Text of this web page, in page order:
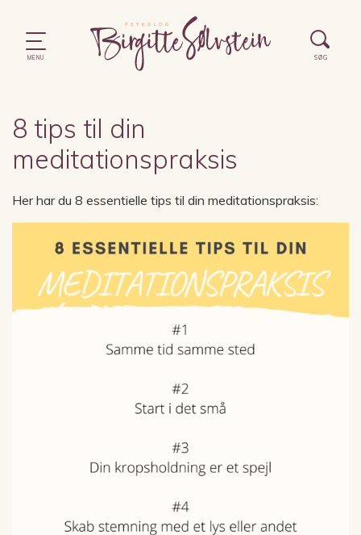
8 tips til din
meditationspraksis
Her har du 8 essentielle tips til din meditationspraksis: